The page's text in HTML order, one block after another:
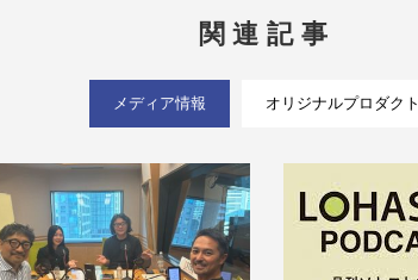
関連記事
メディア情報 オリジナルプロダクト